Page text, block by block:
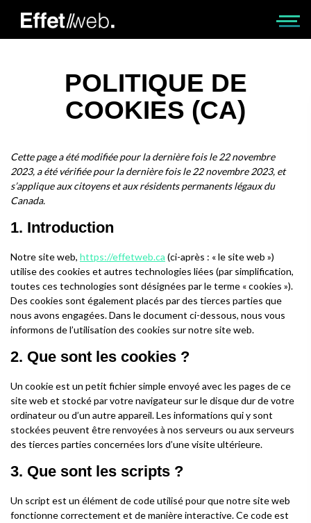
POLITIQUE DE
COOKIES (CA)
Cette page a été modifiée pour la dernière fois le 22 novembre
2023, a été vérifiée pour la dernière fois le 22 novembre 2023, et
s’applique aux citoyens et aux résidents permanents légaux du
Canada.
1. Introduction
Notre site web, https://effetweb.ca (ci-après : « le site web »)
utilise des cookies et autres technologies liées (par simplification,
toutes ces technologies sont désignées par le terme « cookies »).
Des cookies sont également placés par des tierces parties que
nous avons engagées. Dans le document ci-dessous, nous vous
informons de l’utilisation des cookies sur notre site web.
2. Que sont les cookies ?
Un cookie est un petit fichier simple envoyé avec les pages de ce
site web et stocké par votre navigateur sur le disque dur de votre
ordinateur ou d’un autre appareil. Les informations qui y sont
stockées peuvent être renvoyées à nos serveurs ou aux serveurs
des tierces parties concernées lors d’une visite ultérieure.
3. Que sont les scripts ?
Un script est un élément de code utilisé pour que notre site web
fonctionne correctement et de manière interactive. Ce code est